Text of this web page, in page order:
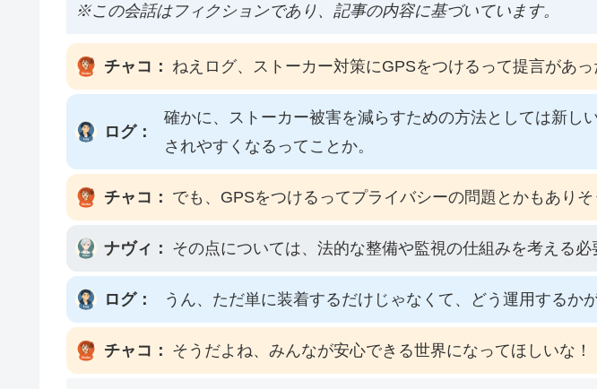
※この会話はフィクションであり、記事の内容に基づいています。
チャコ： ねえログ、ストーカー対策にGPSをつけるって提言があっ
ログ：
確かに、ストーカー被害を減らすための方法としては新し
されやすくなるってことか。
チャコ： でも、GPSをつけるってプライバシーの問題とかもありそ
ナヴィ： その点については、法的な整備や監視の仕組みを考える
ログ： うん、ただ単に装着するだけじゃなくて、どう運用するか
チャコ： そうだよね、みんなが安心できる世界になってほしいな！